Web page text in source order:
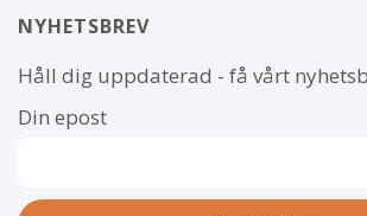
NYHETSBREV
Håll dig uppdaterad - få vårt
Din epost